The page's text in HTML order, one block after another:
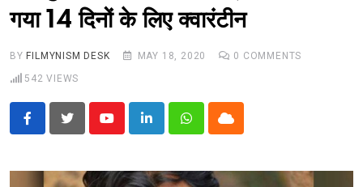
NEWS ABTAK
STARRY SIDES
गया 14 दिनों के लिए क्वारंटीन
BY FILMYNISM DESK MAY 18, 2020 0 COMMENTS
542 VIEWS
YoutubeLinkedInWhatsappCloud